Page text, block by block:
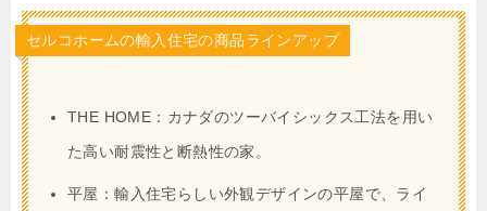
セルコホームの輸入住宅の商品ラインアップ
THE HOME：カナダのツーバイシックス工法を用い
た高い耐震性と断熱性の家。
平屋：輸入住宅らしい外観デザインの平屋で、ライ